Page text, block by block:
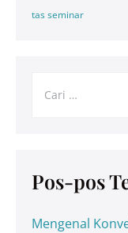
tas seminar
Pos-pos
Mengenal